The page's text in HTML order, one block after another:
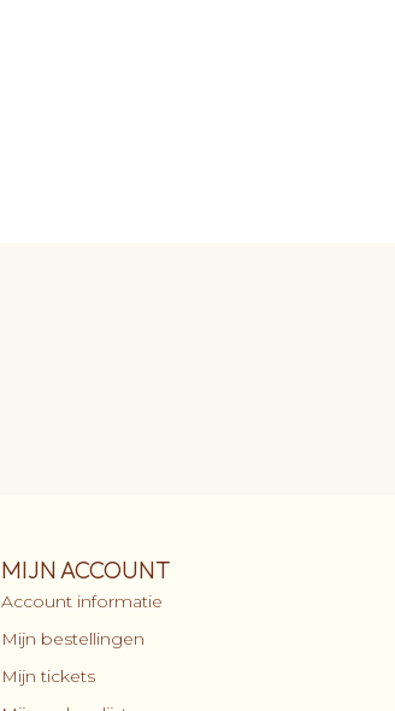
MIJN ACCOUNT
Account informatie
Mijn bestellingen
Mijn tickets